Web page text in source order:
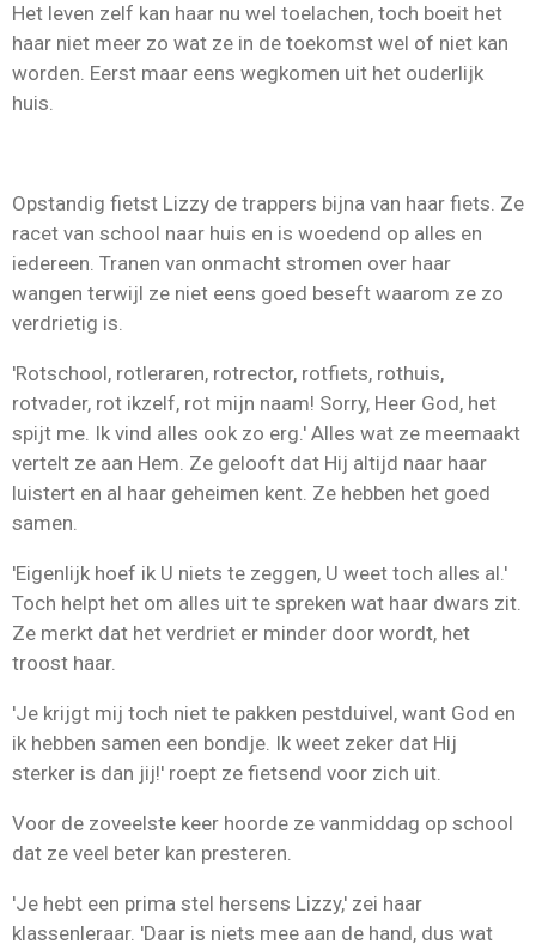
Het leven zelf kan haar nu wel toelachen, toch boeit het
haar niet meer zo wat ze in de toekomst wel of niet kan
worden. Eerst maar eens wegkomen uit het ouderlijk
huis.
Opstandig fietst Lizzy de trappers bijna van haar fiets. Ze
racet van school naar huis en is woedend op alles en
iedereen. Tranen van onmacht stromen over haar
wangen terwijl ze niet eens goed beseft waarom ze zo
verdrietig is.
'Rotschool, rotleraren, rotrector, rotfiets, rothuis,
rotvader, rot ikzelf, rot mijn naam! Sorry, Heer God, het
spijt me. Ik vind alles ook zo erg.' Alles wat ze meemaakt
vertelt ze aan Hem. Ze gelooft dat Hij altijd naar haar
luistert en al haar geheimen kent. Ze hebben het goed
samen.
'Eigenlijk hoef ik U niets te zeggen, U weet toch alles al.'
Toch helpt het om alles uit te spreken wat haar dwars zit.
Ze merkt dat het verdriet er minder door wordt, het
troost haar.
'Je krijgt mij toch niet te pakken pestduivel, want God en
ik hebben samen een bondje. Ik weet zeker dat Hij
sterker is dan jij!' roept ze fietsend voor zich uit.
Voor de zoveelste keer hoorde ze vanmiddag op school
dat ze veel beter kan presteren.
'Je hebt een prima stel hersens Lizzy,' zei haar
klassenleraar. 'Daar is niets mee aan de hand, dus wat